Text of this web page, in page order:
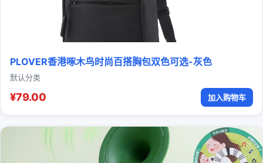
PLOVER香港啄木鸟时尚百搭胸包双色可选-灰色
默认分类
¥79.00 加入购物车